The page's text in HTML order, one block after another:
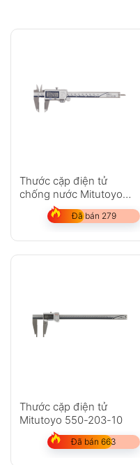
Thước cặp điện tử
chống nước Mitutoyo
500-752-20
Đã bán 279
Thước cặp điện tử
Mitutoyo 550-203-10
Đã bán 663